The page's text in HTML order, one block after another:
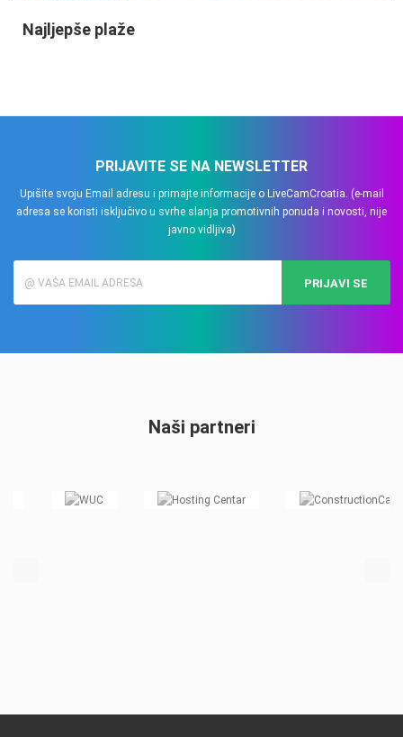
Najljepše plaže
PRIJAVITE SE NA NEWSLETTER
Upišite svoju Email adresu i primajte informacije o LiveCamCroatia. (e-mail
adresa se koristi isključivo u svrhe slanja promotivnih ponuda i novosti, nije
javno vidljiva)
PRIJAVI SE
Naši partneri